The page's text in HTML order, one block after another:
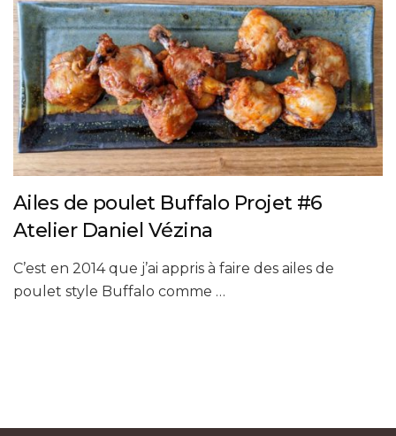
Ailes de poulet Buffalo Projet #6
Atelier Daniel Vézina
C’est en 2014 que j’ai appris à faire des ailes de
poulet style Buffalo comme …